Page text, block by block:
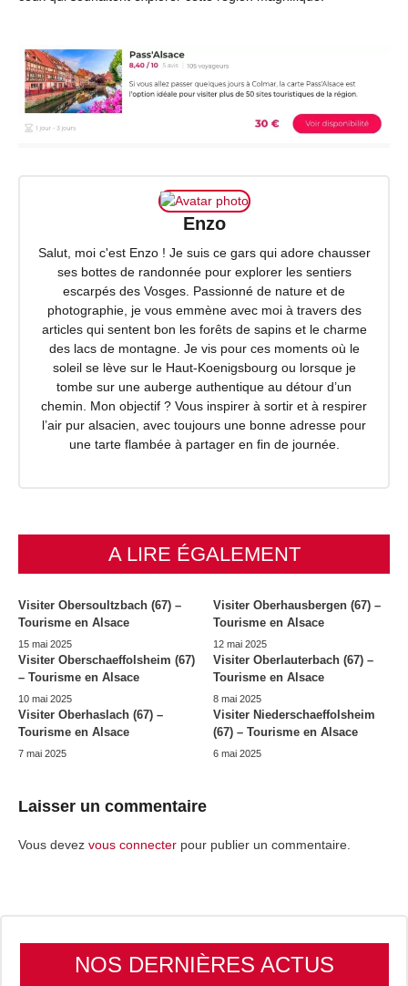
Enzo
Salut, moi c'est Enzo ! Je suis ce gars qui adore chausser
ses bottes de randonnée pour explorer les sentiers
escarpés des Vosges. Passionné de nature et de
photographie, je vous emmène avec moi à travers des
articles qui sentent bon les forêts de sapins et le charme
des lacs de montagne. Je vis pour ces moments où le
soleil se lève sur le Haut-Koenigsbourg ou lorsque je
tombe sur une auberge authentique au détour d’un
chemin. Mon objectif ? Vous inspirer à sortir et à respirer
l’air pur alsacien, avec toujours une bonne adresse pour
une tarte flambée à partager en fin de journée.
A LIRE ÉGALEMENT
Visiter Obersoultzbach (67) –
Tourisme en Alsace
15 mai 2025
Visiter Oberhausbergen (67) –
Tourisme en Alsace
12 mai 2025
Visiter Oberschaeffolsheim (67)
– Tourisme en Alsace
10 mai 2025
Visiter Oberlauterbach (67) –
Tourisme en Alsace
8 mai 2025
Visiter Oberhaslach (67) –
Tourisme en Alsace
7 mai 2025
Visiter Niederschaeffolsheim
(67) – Tourisme en Alsace
6 mai 2025
Laisser un commentaire
Vous devez vous connecter pour publier un commentaire.
NOS DERNIÈRES ACTUS